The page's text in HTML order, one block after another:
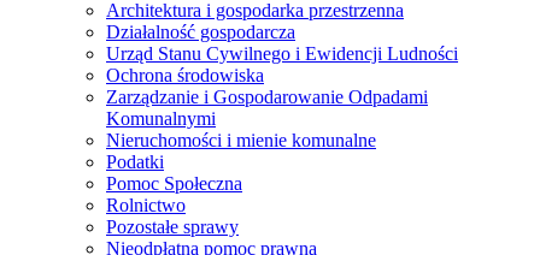
Architektura i gospodarka przestrzenna
Działalność gospodarcza
Urząd Stanu Cywilnego i Ewidencji Ludności
Ochrona środowiska
Zarządzanie i Gospodarowanie Odpadami
Komunalnymi
Nieruchomości i mienie komunalne
Podatki
Pomoc Społeczna
Rolnictwo
Pozostałe sprawy
Nieodpłatna pomoc prawna